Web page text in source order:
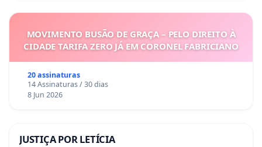
MOVIMENTO BUSÃO DE GRAÇA – PELO DIREITO À
CIDADE TARIFA ZERO JÁ EM CORONEL FABRICIANO
20 assinaturas
14 Assinaturas / 30 dias
8 Jun 2026
JUSTIÇA POR LETÍCIA